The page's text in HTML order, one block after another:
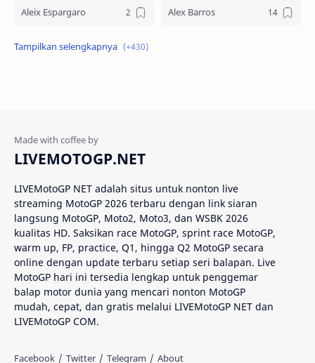
Aleix Espargaro Alex Barros
Alex Criville
Analisis MotoGP
AragonGP Assen
Australian GP Balap Motor
Balap Motor Dunia Balap Superbike
Balapan Dramatis Balapan MotoGP
LIVEMOTOGP.NET
LIVEMotoGP NET adalah situs untuk nonton live
streaming MotoGP 2026 terbaru dengan link siaran
langsung MotoGP, Moto2, Moto3, dan WSBK 2026
kualitas HD. Saksikan race MotoGP, sprint race MotoGP,
warm up, FP, practice, Q1, hingga Q2 MotoGP secara
online dengan update terbaru setiap seri balapan. Live
MotoGP hari ini tersedia lengkap untuk penggemar
balap motor dunia yang mencari nonton MotoGP
mudah, cepat, dan gratis melalui LIVEMotoGP NET dan
LIVEMotoGP COM.